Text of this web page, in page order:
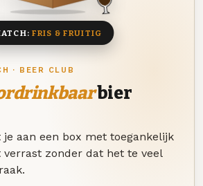
· BEER CLUB
bier
je aan een box met toegankelijk
verrast zonder dat het te veel
FRIS & FRUITIG